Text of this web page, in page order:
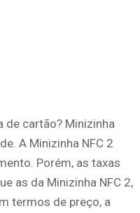
de cartão? Minizinha
A Minizinha NFC 2
Porém, as taxas
as da Minizinha NFC 2,
termos de preço, a